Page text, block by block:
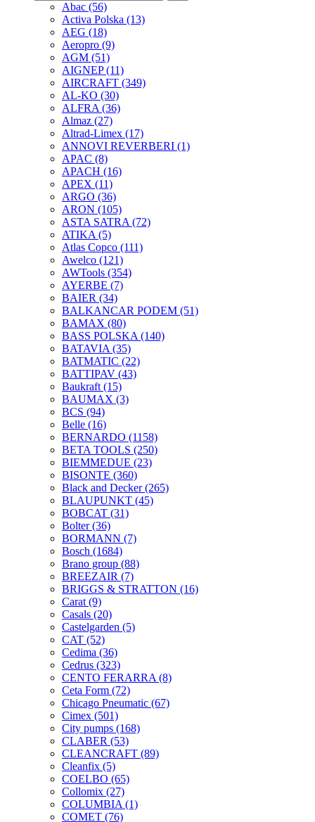
Abac (56)
Activa Polska (13)
AEG (18)
Aeropro (9)
AGM (51)
AIGNEP(11)
AIRCRAFT (349)
AL-KO (30)
ALFRA (36)
Almaz (27)
Altrad-Limex (17)
ANNOVI REVERBERI (1)
APAC (8)
APACH (16)
APEX (11)
ARGO (36)
ARON (105)
ASTA SATRA (72)
ATIKA (5)
Atlas Copco (111)
Awelco (121)
AWTools (354)
AYERBE (7)
BAIER (34)
BALKANCAR PODEM (51)
BAMAX (80)
BASS POLSKA (140)
BATAVIA (35)
BATMATIC (22)
BATTIPAV (43)
Baukraft (15)
BAUMAX (3)
BCS (94)
Belle (16)
BERNARDO (1158)
BETA TOOLS (250)
BIEMMEDUE (23)
BISONTE (360)
Black and Decker(265)
BLAUPUNKT (45)
BOBCAT (31)
Bolter(36)
BORMANN (7)
Bosch (1684)
Brano group (88)
BREEZAIR (7)
BRIGGS & STRATTON (16)
Carat (9)
Casals (20)
Castelgarden (5)
CAT (52)
Cedima (36)
Cedrus (323)
CENTO FERARRA (8)
Ceta Form (72)
Chicago Pneumatic (67)
Cimex (501)
City pumps (168)
CLABER (53)
CLEANCRAFT (89)
Cleanfix (5)
COELBO (65)
Collomix (27)
COLUMBIA (1)
COMET (76)